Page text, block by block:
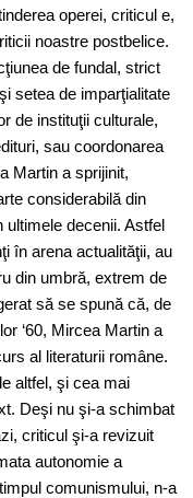
operei, criticul e,
noastre postbelice.
de fundal, strict
setea de imparţialitate
de instituţii culturale,
sau coordonarea
Martin a sprijinit,
considerabilă din
ultimele decenii. Astfel
în arena actualităţii, au
din umbră, extrem de
să se spună că, de
‘60, Mircea Martin a
al literaturii române.
altfel, şi cea mai
Deşi nu şi-a schimbat
criticul şi-a revizuit
autonomie a
comunismului, n-a